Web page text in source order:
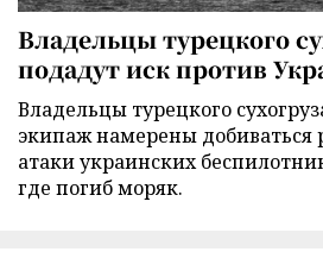
Владельцы турецкого
подадут иск против
Владельцы турецкого
экипаж намерены добиваться
атаки украинских
где погиб моряк.